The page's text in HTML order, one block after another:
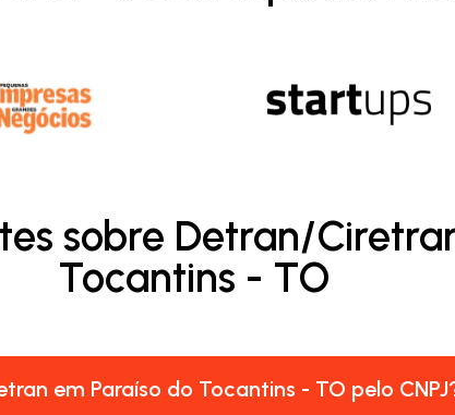
sobre Detran/
Tocantins - TO
em Paraíso do Tocantins - TO pelo